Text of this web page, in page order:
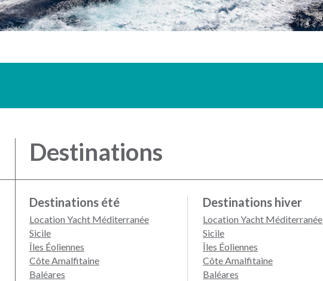
Destinations
Destinations été
Location Yacht Méditerranée
Sicile
Îles Éoliennes
Côte Amalfitaine
Baléares
Destinations hiver
Location Yacht Méditerranée
Sicile
Îles Éoliennes
Côte Amalfitaine
Baléares